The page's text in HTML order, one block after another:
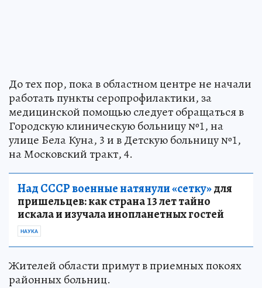
До тех пор, пока в областном центре не начали
работать пункты серопрофилактики, за
медицинской помощью следует обращаться в
Городскую клиническую больницу №1, на
улице Бела Куна, 3 и в Детскую больницу №1,
на Московский тракт, 4.
Над СССР военные натянули «сетку»для
пришельцев: как страна 13 лет тайно
искала и изучала инопланетных гостей
НАУКА
Жителей области примут в приемных покоях
районных больниц.